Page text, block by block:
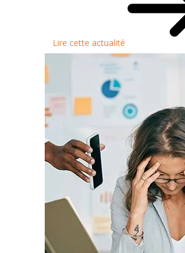
Lire cette actualité